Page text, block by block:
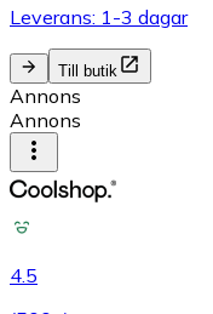
Leverans: 1-3 dagar
Till butik
Annons
Annons
4.5